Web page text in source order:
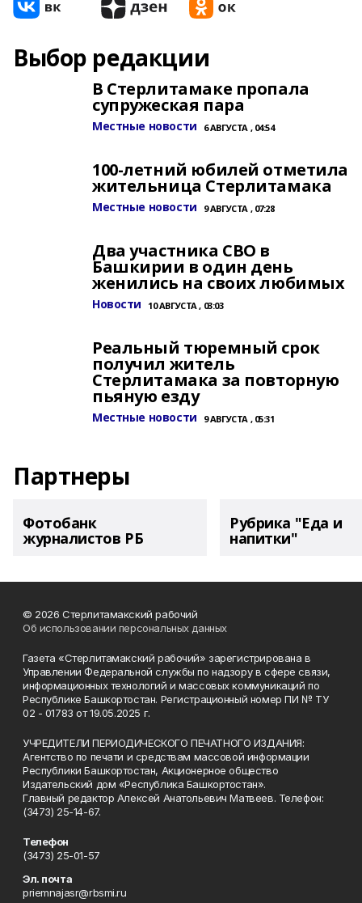
Выбор редакции
В Стерлитамаке пропала
супружеская пара
Местные новости 6 АВГУСТА , 04:54
100-летний юбилей отметила
жительница Стерлитамака
Местные новости 9 АВГУСТА , 07:28
Два участника СВО в
Башкирии в один день
женились на своих любимых
Новости 10 АВГУСТА , 03:03
Реальный тюремный срок
получил житель
Стерлитамака за повторную
пьяную езду
Местные новости 9 АВГУСТА , 05:31
Партнеры
Фотобанк
журналистов РБ
Рубрика "Еда и
напитки"
© 2026 Стерлитамакский рабочий
Об использовании персональных данных
Газета «Стерлитамакский рабочий» зарегистрирована в
Управлении Федеральной службы по надзору в сфере связи,
информационных технологий и массовых коммуникаций по
Республике Башкортостан. Регистрационный номер ПИ № ТУ
02 - 01783 от 19.05.2025 г.
УЧРЕДИТЕЛИ ПЕРИОДИЧЕСКОГО ПЕЧАТНОГО ИЗДАНИЯ:
Агентство по печати и средствам массовой информации
Республики Башкортостан, Акционерное общество
Издательский дом «Республика Башкортостан».
Главный редактор Алексей Анатольевич Матвеев. Телефон:
(3473) 25-14-67.
Телефон
(3473) 25-01-57
Эл. почта
priemnajasr@rbsmi.ru